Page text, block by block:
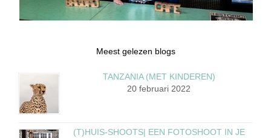
Meest gelezen blogs
TANZANIA (MET KINDEREN)
20 februari 2022
(T)HUIS-SHOOTS| EEN FOTOSHOOT IN JE